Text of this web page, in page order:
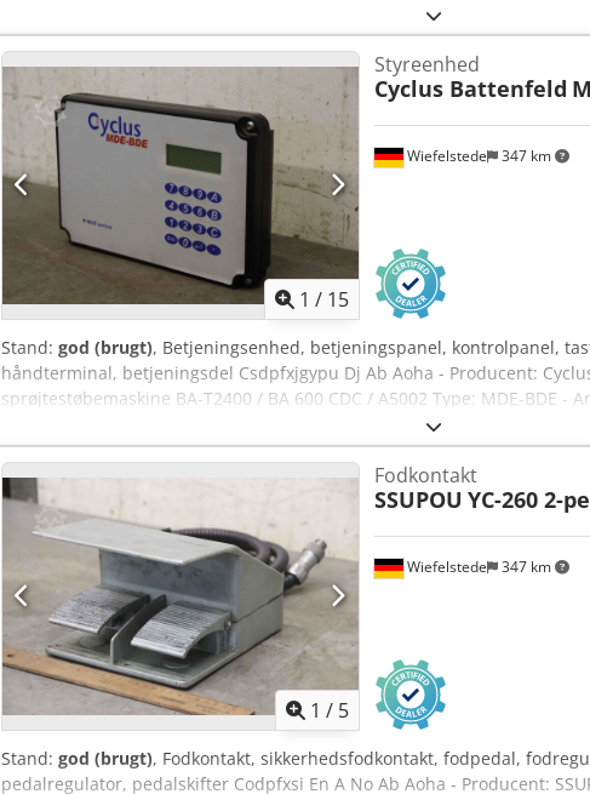
1 / 15
Wiefelstede 347 km
Styreenhed
Cyclus Battenfeld
Stand: god (brugt), Betjeningsenhed, betjeningspanel, kontrolpanel,
håndterminal, betjeningsdel Csdpfxjgypu Dj Ab Aoha - Producent:
sprøjtestøbemaskine BA-T2400 / BA 600 CDC / A5002 Type: MDE-BDE -
tilgængelige - Pris: pr. stk - Mål: 290/50/190 mm - Vægt: 0,8 kg/stk.
1 / 5
Wiefelstede 347 km
Fodkontakt
SSUPOU YC-260 2-
Stand: god (brugt), Fodkontakt, sikkerhedsfodkontakt, fodpedal,
pedalregulator, pedalskifter Codpfxsi En A No Ab Aoha - Producent: